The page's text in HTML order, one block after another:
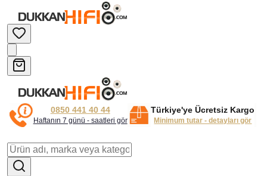
0850 441 40 44
Haftanın 7 günü - saatleri gör
Türkiye'ye Ücretsiz Kargo
Minimum tutar - detayları gör